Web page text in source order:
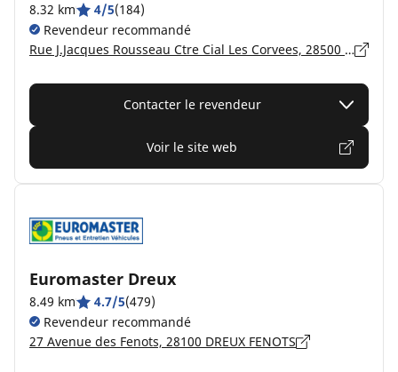
8.32 km 4/5(184)
Revendeur recommandé
Rue J.Jacques Rousseau Ctre Cial Les Corvees, 28500 VERNOUILLET
Contacter le revendeur
Voir le site web
Euromaster Dreux
8.49 km 4.7/5(479)
Revendeur recommandé
27 Avenue des Fenots, 28100 DREUX FENOTS